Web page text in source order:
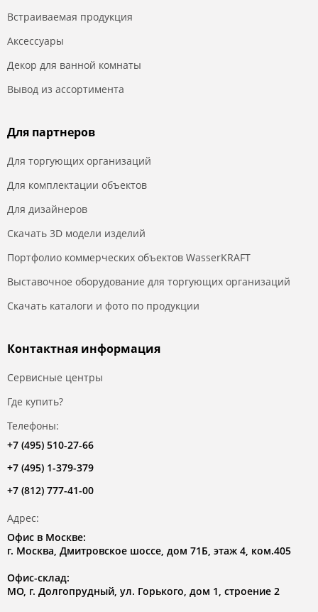
Встраиваемая продукция
Аксессуары
Декор для ванной комнаты
Вывод из ассортимента
Для партнеров
Для торгующих организаций
Для комплектации объектов
Для дизайнеров
Скачать 3D модели изделий
Портфолио коммерческих объектов WasserKRAFT
Выставочное оборудование для торгующих организаций
Скачать каталоги и фото по продукции
Контактная информация
Сервисные центры
Где купить?
Телефоны:
+7 (495) 510-27-66
+7 (495) 1-379-379
+7 (812) 777-41-00
Адрес:
Офис в Москве:
г. Москва, Дмитровское шоссе, дом 71Б, этаж 4, ком.405
Офис-склад:
МО, г. Долгопрудный, ул. Горького, дом 1, строение 2